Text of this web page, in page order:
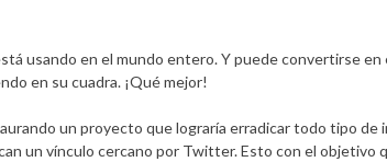
usando en el mundo entero. Y puede convertirse
en su cuadra. ¡Qué mejor!
un proyecto que lograría erradicar todo tipo
un vínculo cercano por Twitter. Esto con el